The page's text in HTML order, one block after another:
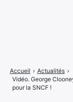
Accueil › Actualités ›
Vidéo. George
pour la SNCF !